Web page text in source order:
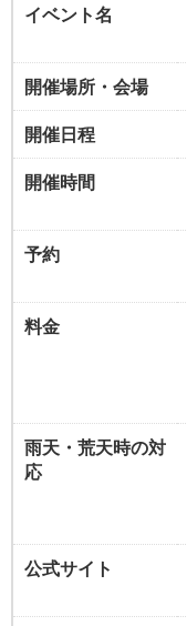
イベント名
開催場所・会場
開催日程
開催時間
予約
料金
雨天・荒天時の対
応
公式サイト